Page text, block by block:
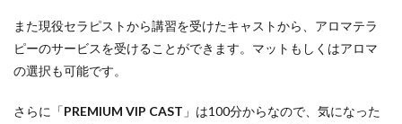
また現役セラピストから講習を受けたキャストから、アロマテラ
ピーのサービスを受けることができます。マットもしくはアロマ
の選択も可能です。
さらに「PREMIUM VIP CAST 」は100分からなので、気になった